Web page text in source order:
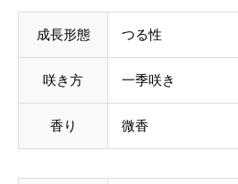
成長形態 つる性
咲き方 一季咲き
香り 微香